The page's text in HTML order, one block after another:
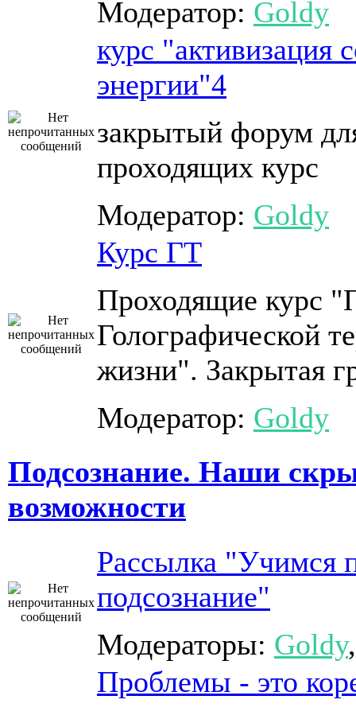
Модератор: Goldy
курс "активизация
энергии"4
закрытый форум
проходящих курс
Модератор: Goldy
Курс ГТ
Проходящие курс
Голографической
жизни". Закрытая
Модератор: Goldy
Подсознание. Наши
возможности
Рассылка "Учимся
подсознание"
Модераторы: Goldy
Проблемы - это